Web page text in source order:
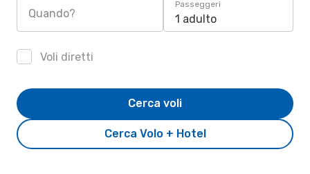
Quando?
Passeggeri
1 adulto
Voli diretti
Cerca Volo + Hotel
Cerca voli